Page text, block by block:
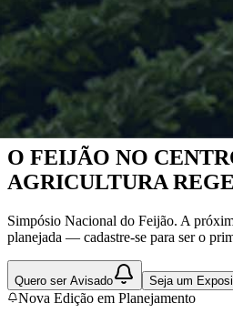
Nova Edição em Planejamento
O FEIJÃO NO
AGRICULTURA
Simpósio Nacional do Feijão. A
planejada — cadastre-se para ser o
Quero ser Avisado Seja um
Nova Edição em Planejamento